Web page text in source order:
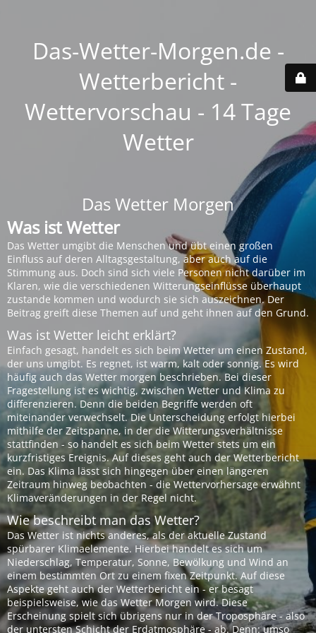
Das-Wetter-Morgen.de -
Wetterbericht -
Wettervorschau - 14 Tage
Wetter
Das Wetter Morgen
Was ist Wetter
Das Wetter umgibt die Menschen und übt einen großen
Einfluss auf deren Alltagsgestaltung, aber auch auf die
Stimmung aus. Doch sind sich viele Personen nicht darüber im
Klaren, wie die verschiedenen Witterungseinflüsse überhaupt
zustande kommen und wodurch sie sich auszeichnen. Der
Beitrag greift diese Themen auf und geht ihnen auf den Grund.
Was ist Wetter leicht erklärt?
Einfach gesagt, handelt es sich beim Wetter um einen Zustand,
der uns umgibt. Es regnet, ist warm, kalt oder sonnig. Es wird
häufig auch das Wetter morgen beschrieben. Bei dieser
Fragestellung ist es wichtig, zwischen Wetter und Klima zu
differenzieren. Denn die beiden Begriffe werden oft
miteinander verwechselt. Die Unterscheidung erfolgt hierbei
mithilfe der Zeitspanne, in der die Witterungsverhältnisse
stattfinden - so handelt es sich beim Wetter stets um ein
kurzfristiges Ereignis. Auf dieses geht auch der Wetterbericht
ein. Das Klima lässt sich hingegen über einen längeren
Zeitraum hinweg beobachten - die Wettervorhersage erwähnt
Klimaveränderungen in der Regel nicht.
Wie beschreibt man das Wetter?
Das Wetter ist nichts anderes, als der aktuelle Zustand
spürbarer Klimaelemente. Hierbei handelt es sich um
Niederschlag, Temperatur, Sonne, Bewölkung und Wind an
einem bestimmten Ort zu einem fixen Zeitpunkt. Auf diese
Aspekte geht auch der Wetterbericht ein - er besagt
beispielsweise, wie das Wetter Morgen wird. Diese
Erscheinung spielt sich übrigens nur in der Troposphäre - also
der untersten Schicht der Erdatmosphäre - ab. Denn: umso